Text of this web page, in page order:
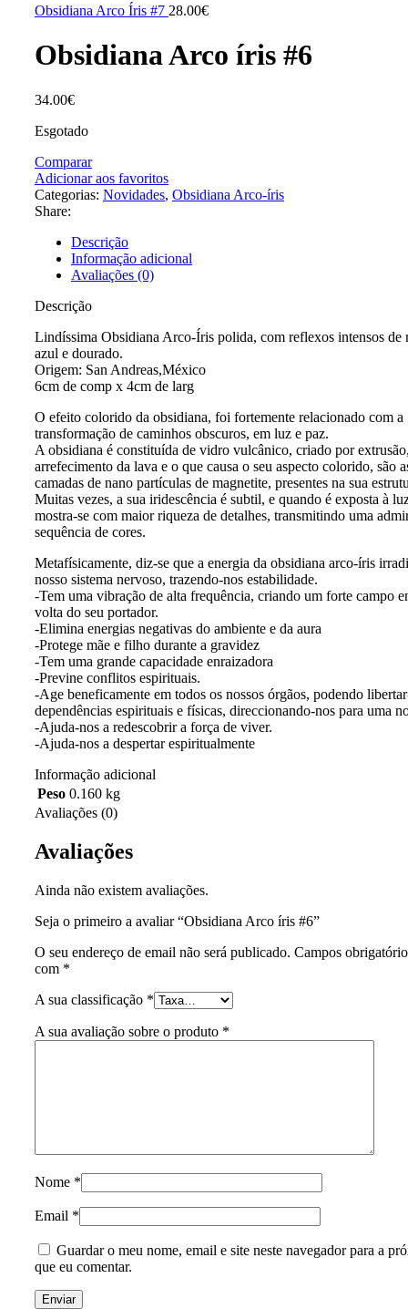
Obsidiana Arco Íris #7 28.00€
Obsidiana Arco íris #6
34.00€
Esgotado
Comparar
Adicionar aos favoritos
Categorias: Novidades, Obsidiana Arco-íris
Share:
Descrição
Informação adicional
Avaliações (0)
Descrição
Lindíssima Obsidiana Arco-Íris polida, com reflexos intensos de
azul e dourado.
Origem: San Andreas,México
6cm de comp x 4cm de larg
O efeito colorido da obsidiana, foi fortemente relacionado com a
transformação de caminhos obscuros, em luz e paz.
A obsidiana é constituída de vidro vulcânico, criado por
arrefecimento da lava e o que causa o seu aspecto colorido, são
camadas de nano partículas de magnetite, presentes na sua
Muitas vezes, a sua iridescência é subtil, e quando é exposta à
mostra-se com maior riqueza de detalhes, transmitindo uma
sequência de cores.
Metafísicamente, diz-se que a energia da obsidiana arco-íris
nosso sistema nervoso, trazendo-nos estabilidade.
-Tem uma vibração de alta frequência, criando um forte campo
volta do seu portador.
-Elimina energias negativas do ambiente e da aura
-Protege mãe e filho durante a gravidez
-Tem uma grande capacidade enraizadora
-Previne conflitos espirituais.
-Age beneficamente em todos os nossos órgãos, podendo
dependências espirituais e físicas, direccionando-nos para uma
-Ajuda-nos a redescobrir a força de viver.
-Ajuda-nos a despertar espiritualmente
Informação adicional
Peso 0.160 kg
Avaliações (0)
Avaliações
Ainda não existem avaliações.
Seja o primeiro a avaliar “Obsidiana Arco íris #6”
O seu endereço de email não será publicado. Campos
com *
A sua classificação *
A sua avaliação sobre o produto *
Nome *
Email *
Guardar o meu nome, email e site neste navegador para a
que eu comentar.